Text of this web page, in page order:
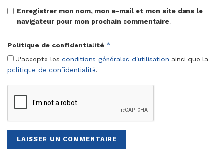
Enregistrer mon nom, mon e-mail et mon site dans le
navigateur pour mon prochain commentaire.
Politique de confidentialité *
J'accepte les conditions générales d'utilisation ainsi que la
politique de confidentialité.